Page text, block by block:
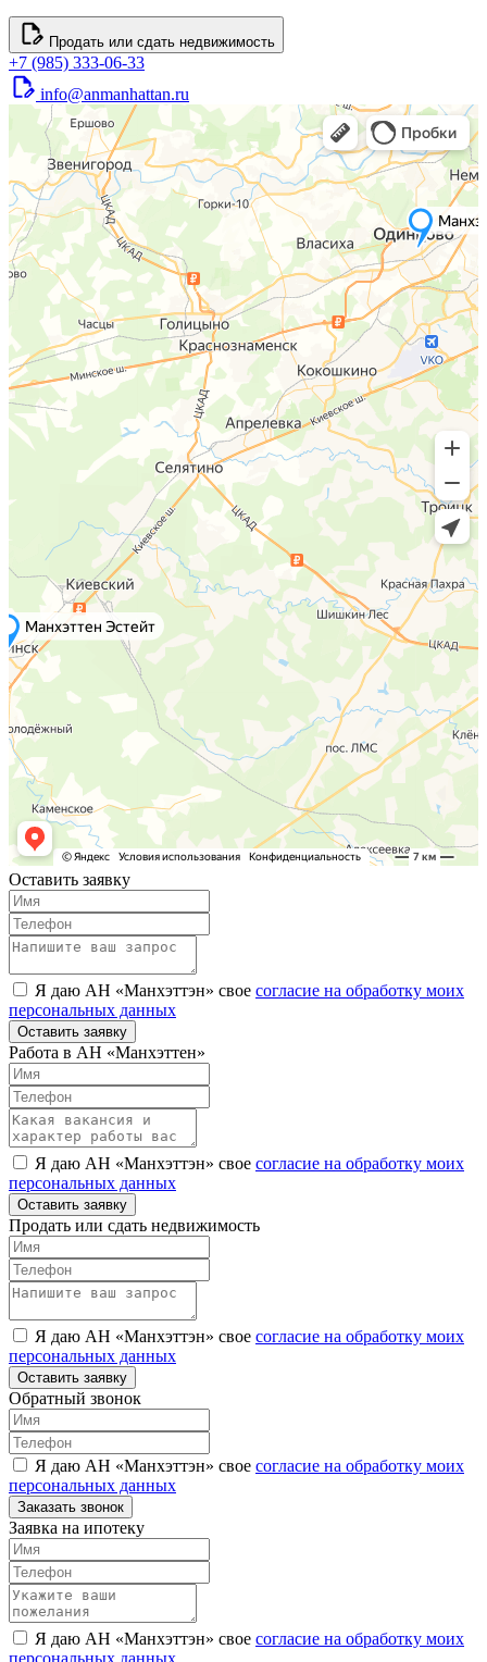
Продать или сдать недвижимость
+7 (985) 333-06-33
info@anmanhattan.ru
Оставить заявку
Я даю АН «Манхэттэн» свое согласие на обработку моих
персональных данных
Оставить заявку
Работа в АН «Манхэттен»
Я даю АН «Манхэттэн» свое согласие на обработку моих
персональных данных
Оставить заявку
Продать или сдать недвижимость
Я даю АН «Манхэттэн» свое согласие на обработку моих
персональных данных
Оставить заявку
Обратный звонок
Я даю АН «Манхэттэн» свое согласие на обработку моих
персональных данных
Заказать звонок
Заявка на ипотеку
Я даю АН «Манхэттэн» свое согласие на обработку моих